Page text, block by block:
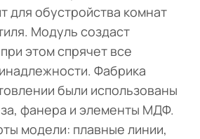
для обустройства комнат
Модуль создаст
этом спрячет все
Фабрика
были использованы
фанера и элементы МДФ.
модели: плавные линии,